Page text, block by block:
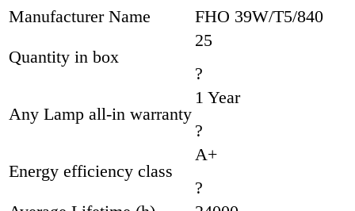
Manufacturer Name
FHO 39W/T5/840
Quantity in box
25
?
Any Lamp all-in warranty
1 Year
?
Energy efficiency class
A+
?